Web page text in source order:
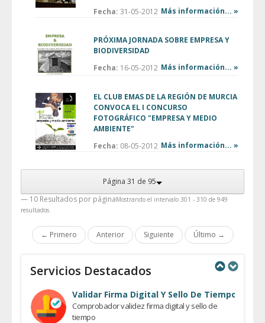
Fecha: 31-05-2012 Más información... »
PRÓXIMA JORNADA SOBRE EMPRESA Y
BIODIVERSIDAD
Fecha: 16-05-2012 Más información... »
EL CLUB EMAS DE LA REGIÓN DE MURCIA
CONVOCA EL I CONCURSO
FOTOGRÁFICO "EMPRESA Y MEDIO
AMBIENTE"
Fecha: 08-05-2012 Más información... »
Página 31 de 95
— 10 Resultados por páginaMostrando el intervalo 301 - 310 de 949
resultados.
← Primero Anterior Siguiente Último →
Servicios Destacados
Validar Firma Digital Y Sello De Tiempo
Comprobador validez firma digital y sello de
tiempo
Previous